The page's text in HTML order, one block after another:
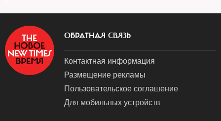
ОБРАТНАЯ СВЯЗЬ
Контактная информация
Размещение рекламы
Пользовательское соглашение
Для мобильных устройств